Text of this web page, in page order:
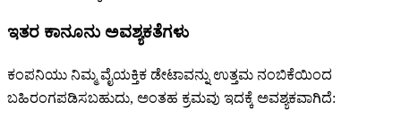
ಇತರ ಕಾನೂನು ಅವಶ್ಯಕತೆಗಳು
ಕಂಪನಿಯು ನಿಮ್ಮ ವೈಯಕ್ತಿಕ ಡೇಟಾವನ್ನು ಉತ್ತಮ ನಂಬಿಕೆಯಿಂದ
ಬಹಿರಂಗಪಡಿಸಬಹುದು, ಅಂತಹ ಕ್ರಮವು ಇದಕ್ಕೆ ಅವಶ್ಯಕವಾಗಿದೆ: